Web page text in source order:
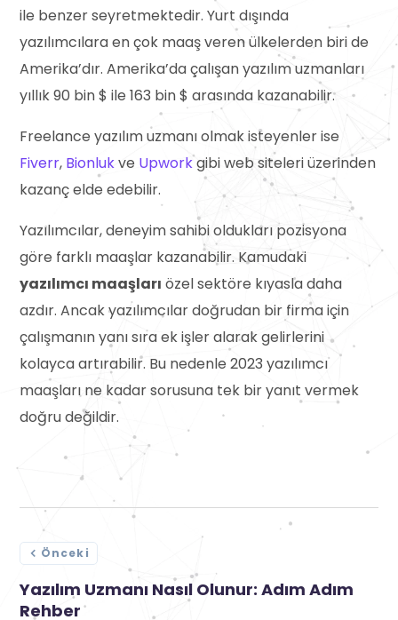
ile benzer seyretmektedir. Yurt dışında
yazılımcılara en çok maaş veren ülkelerden biri de
Amerika’dır. Amerika’da çalışan yazılım uzmanları
yıllık 90 bin $ ile 163 bin $ arasında kazanabilir.
Freelance yazılım uzmanı olmak isteyenler ise
Fiverr, Bionlukve Upworkgibi web siteleri üzerinden
kazanç elde edebilir.
Yazılımcılar, deneyim sahibi oldukları pozisyona
göre farklı maaşlar kazanabilir. Kamudaki
yazılımcı maaşları özel sektöre kıyasla daha
azdır. Ancak yazılımcılar doğrudan bir firma için
çalışmanın yanı sıra ek işler alarak gelirlerini
kolayca artırabilir. Bu nedenle 2023 yazılımcı
maaşları ne kadar sorusuna tek bir yanıt vermek
doğru değildir.
Önceki
Yazılım Uzmanı Nasıl Olunur: Adım Adım
Rehber